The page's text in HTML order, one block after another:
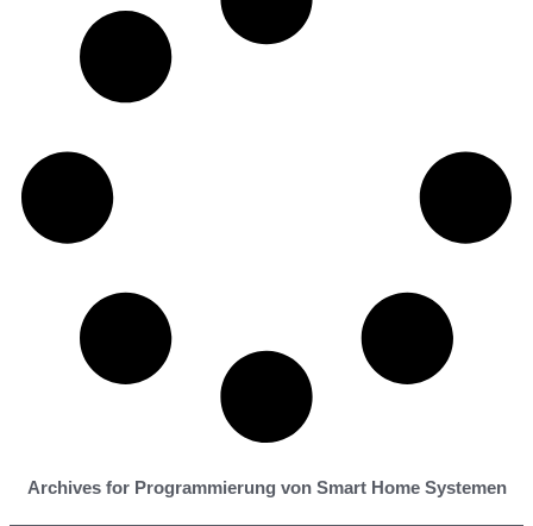
Archives for Programmierung von Smart Home Systemen